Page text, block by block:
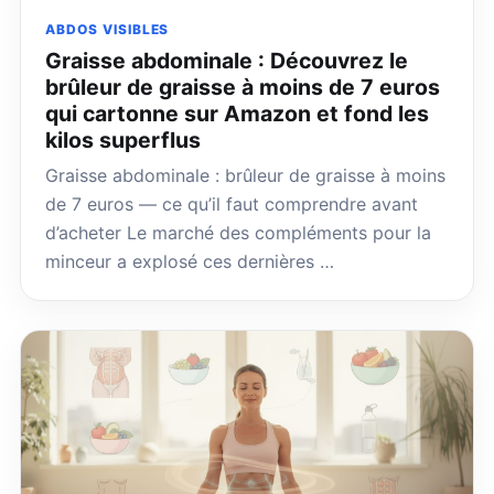
ABDOS VISIBLES
Graisse abdominale : Découvrez le
brûleur de graisse à moins de 7 euros
qui cartonne sur Amazon et fond les
kilos superflus
Graisse abdominale : brûleur de graisse à moins
de 7 euros — ce qu’il faut comprendre avant
d’acheter Le marché des compléments pour la
minceur a explosé ces dernières …